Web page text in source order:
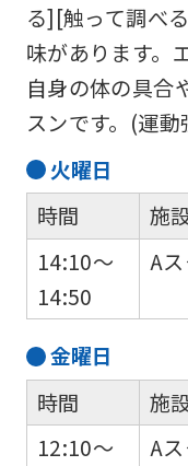
る][触って調べ
味があります。
自身の体の具合
スンです。(運
火曜日
時間
14:10～
14:50
施
A
金曜日
時間
12:10～
施
A